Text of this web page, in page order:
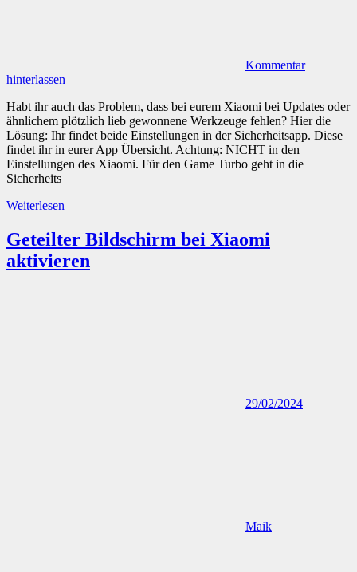
Kommentar
hinterlassen
Habt ihr auch das Problem, dass bei eurem Xiaomi bei Updates oder
ähnlichem plötzlich lieb gewonnene Werkzeuge fehlen? Hier die
Lösung: Ihr findet beide Einstellungen in der Sicherheitsapp. Diese
findet ihr in eurer App Übersicht. Achtung: NICHT in den
Einstellungen des Xiaomi. Für den Game Turbo geht in die
Sicherheits
Weiterlesen
Geteilter Bildschirm bei Xiaomi
aktivieren
29/02/2024
Maik